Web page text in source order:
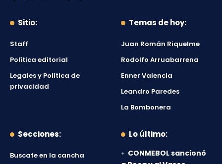
Sitio:
Staff
Política editorial
Legales y Política de
privacidad
Temas de hoy:
Juan Román Riquelme
Rodolfo Arruabarrena
Enner Valencia
Leandro Paredes
La Bombonera
Secciones:
Buscate en la cancha
Lo último:
CONMEBOL sancionó